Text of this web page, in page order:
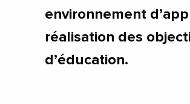
environnement
réalisation des
d’éducation.